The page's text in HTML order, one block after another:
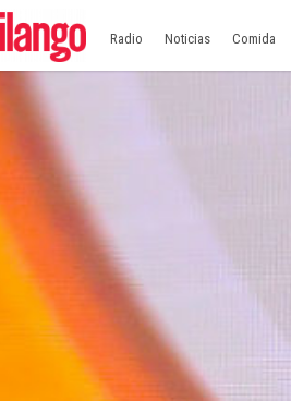
Radio Noticias Comida